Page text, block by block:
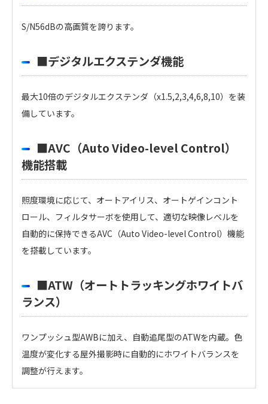
S/N56dBの高画質を誇ります。
■デジタルエクステンダ機能
最大10倍のデジタルエクステンダ（x1.5,2,3,4,6,8,10）を装
備しています。
■AVC（Auto Video-level Control）
機能搭載
照度環境に応じて、オートアイリス、オートゲインコント
ロール、フィルタサーボを使用して、適切な映像レベルを
自動的に保持できるAVC（Auto Video-level Control）機能
を搭載しています。
■ATW（オートトラッキングホワイトバ
ランス）
ワンプッシュ型AWBに加え、自動追尾型のATWを内蔵。色
温度が変化する屋外撮影時に自動的にホワイトバランスを
調整が行えます。
HDL-4500 定格・性能
・ アイコンのファイルは個人情報の入力が必須と